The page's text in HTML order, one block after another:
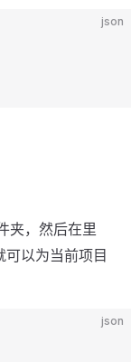
json
夹，然后在里
可以为当前项目
json